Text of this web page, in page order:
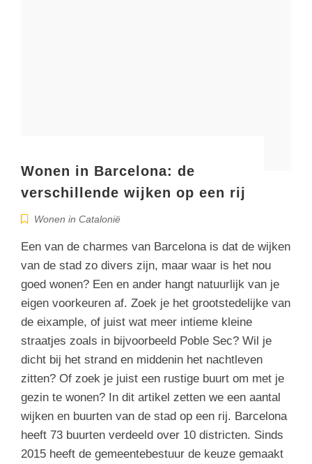
Wonen in Barcelona: de
verschillende wijken op een rij
Wonen in Catalonië
Een van de charmes van Barcelona is dat de wijken
van de stad zo divers zijn, maar waar is het nou
goed wonen? Een en ander hangt natuurlijk van je
eigen voorkeuren af. Zoek je het grootstedelijke van
de eixample, of juist wat meer intieme kleine
straatjes zoals in bijvoorbeeld Poble Sec? Wil je
dicht bij het strand en middenin het nachtleven
zitten? Of zoek je juist een rustige buurt om met je
gezin te wonen? In dit artikel zetten we een aantal
wijken en buurten van de stad op een rij. Barcelona
heeft 73 buurten verdeeld over 10 districten. Sinds
2015 heeft de gemeentebestuur de keuze gemaakt